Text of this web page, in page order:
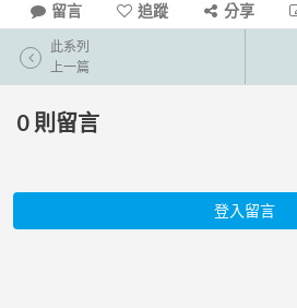
留言 追蹤 分享
此系列
上一篇
0 則留言
登入留言